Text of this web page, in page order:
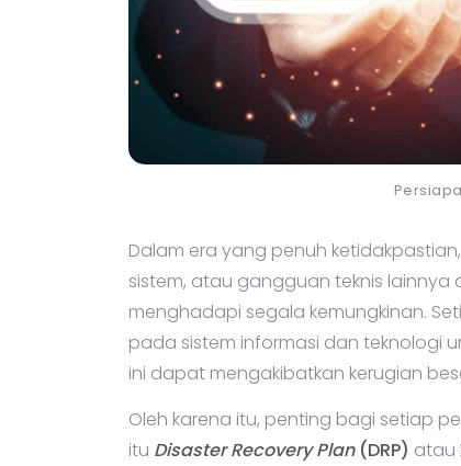
Dalam era yang penuh
sistem, atau gangguan teknis
menghadapi segala kemungkinan.
pada sistem informasi dan teknologi
ini dapat mengakibatkan kerugian
Oleh karena itu, penting bagi setiap
itu Disaster Recovery Plan(DRP) atau